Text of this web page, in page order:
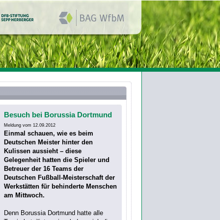
Besuch bei Borussia Dortmund
Meldung vom 12.09.2012
Einmal schauen, wie es beim
Deutschen Meister hinter den
Kulissen aussieht – diese
Gelegenheit hatten die Spieler und
Betreuer der 16 Teams der
Deutschen Fußball-Meisterschaft der
Werkstätten für behinderte Menschen
am Mittwoch.
Denn Borussia Dortmund hatte alle